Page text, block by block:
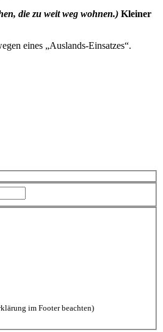
die zu weit weg wohnen.) Kleiner
eines „Auslands-Einsatzes“.
löschen lassen (Datenschutzerklärung im Footer beachten)